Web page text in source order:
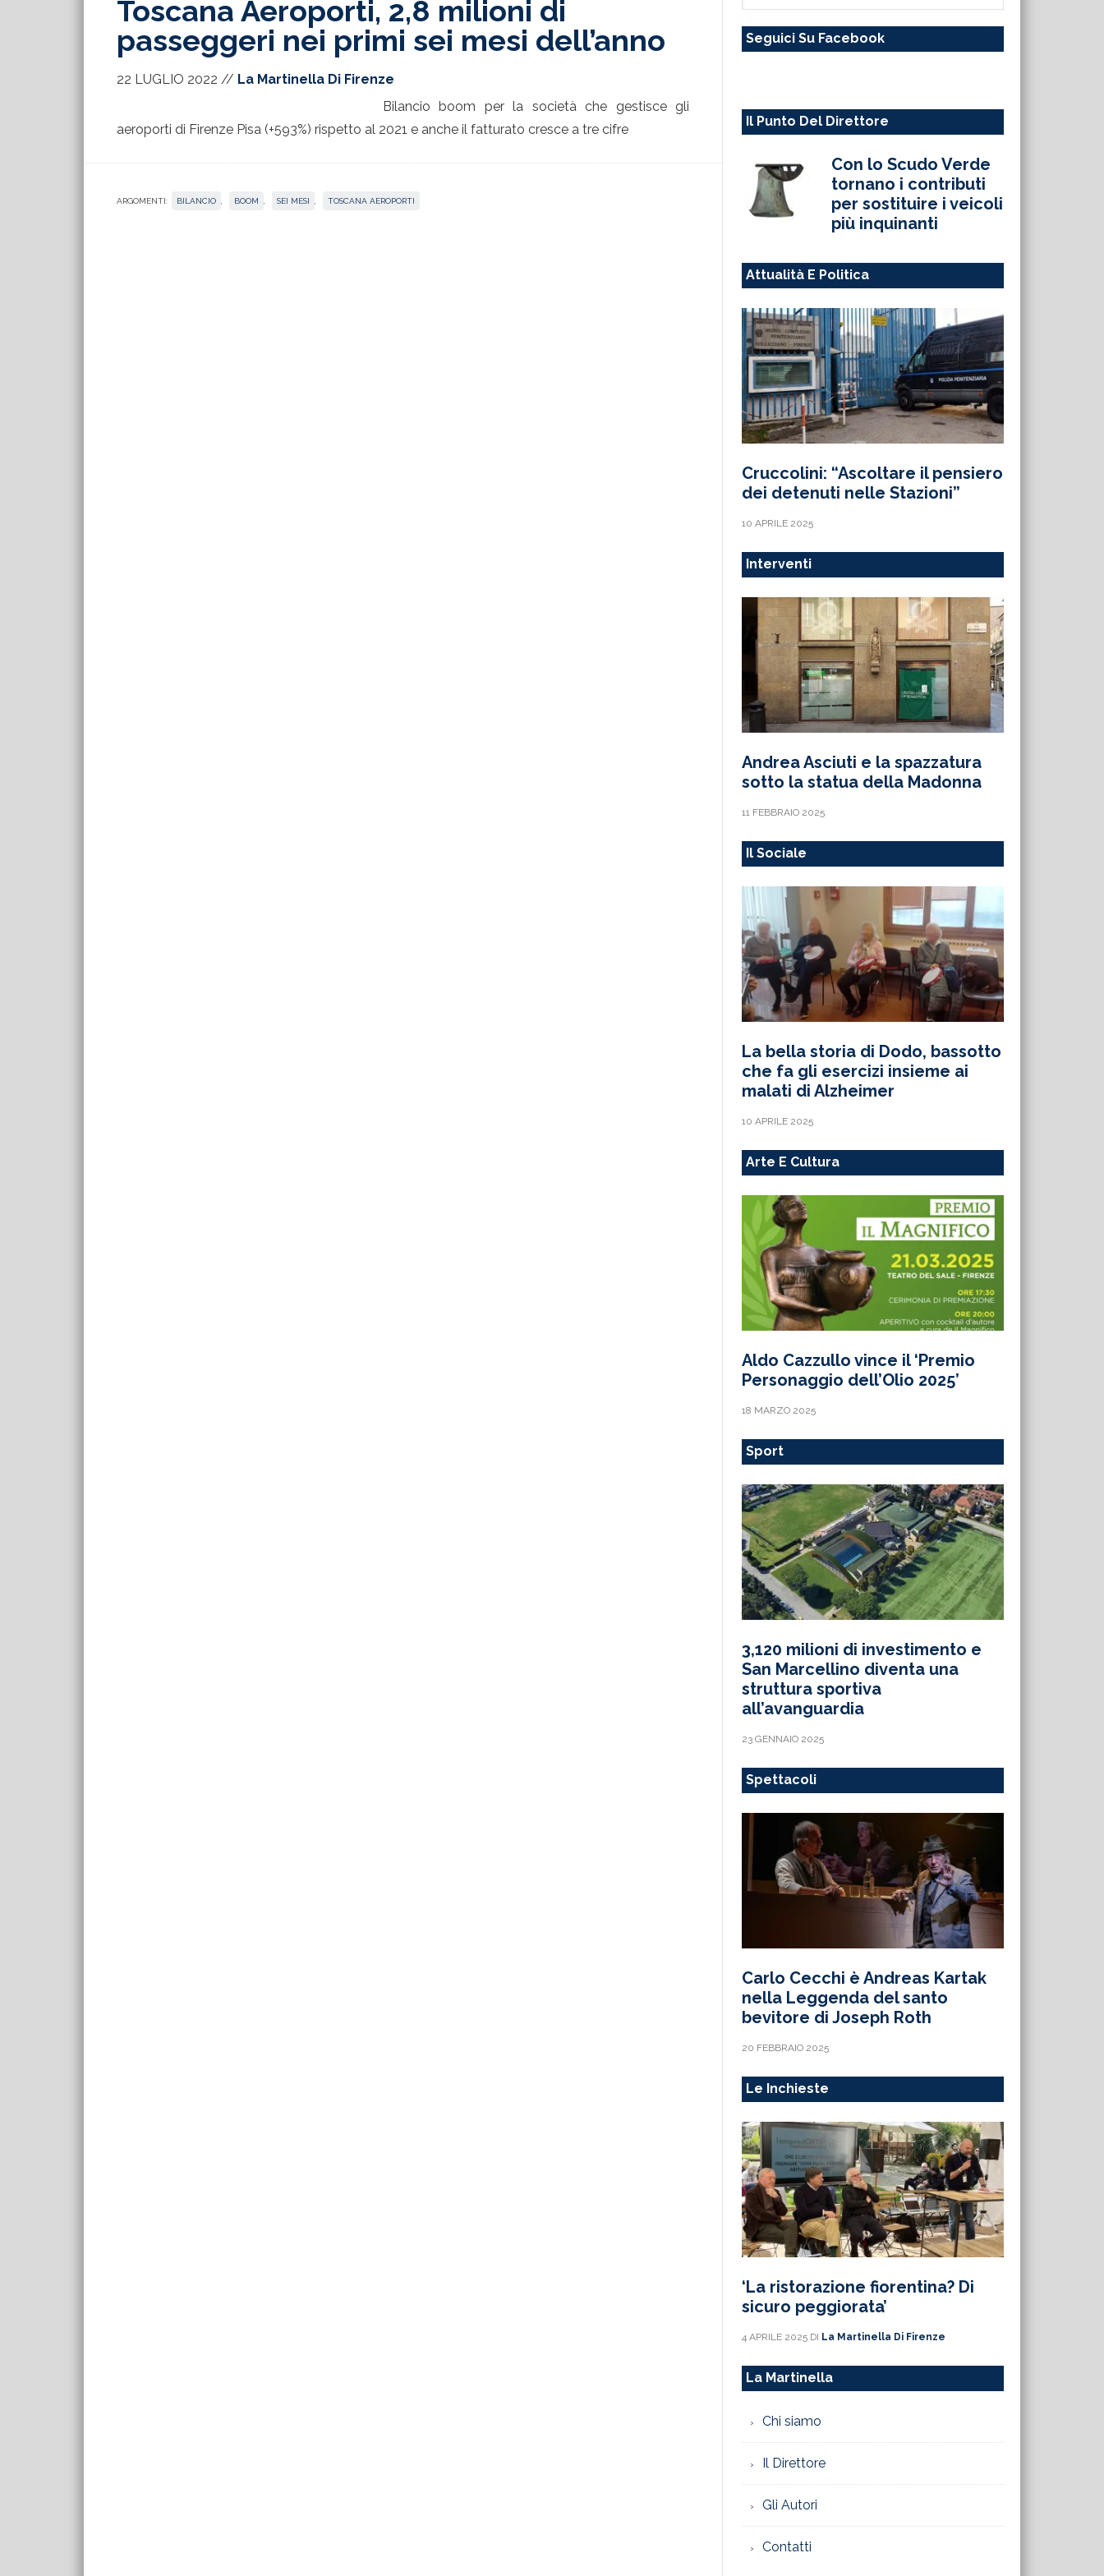
Toscana Aeroporti, 2,8 milioni di
passeggeri nei primi sei mesi dell’anno
22 LUGLIO 2022 // La Martinella Di Firenze
Bilancio boom per la società che gestisce gli
aeroporti di Firenze Pisa (+593%) rispetto al 2021 e anche il fatturato cresce a tre cifre
ARGOMENTI: BILANCIO BOOM SEI MESI TOSCANA AEROPORTI
sito
Seguici Su Facebook
Il Punto Del Direttore
Con lo Scudo Verde
tornano i contributi
per sostituire i veicoli
più inquinanti
Attualità E Politica
Cruccolini: “Ascoltare il pensiero
dei detenuti nelle Stazioni”
10 APRILE 2025
Interventi
Andrea Asciuti e la spazzatura
sotto la statua della Madonna
11 FEBBRAIO 2025
Il Sociale
La bella storia di Dodo, bassotto
che fa gli esercizi insieme ai
malati di Alzheimer
10 APRILE 2025
Arte E Cultura
Aldo Cazzullo vince il ‘Premio
Personaggio dell’Olio 2025’
18 MARZO 2025
Sport
3,120 milioni di investimento e
San Marcellino diventa una
struttura sportiva
all’avanguardia
23 GENNAIO 2025
Spettacoli
Carlo Cecchi è Andreas Kartak
nella Leggenda del santo
bevitore di Joseph Roth
20 FEBBRAIO 2025
Le Inchieste
‘La ristorazione fiorentina? Di
sicuro peggiorata’
4 APRILE 2025 DI La Martinella Di Firenze
La Martinella
Chi siamo
Il Direttore
Gli Autori
Contatti